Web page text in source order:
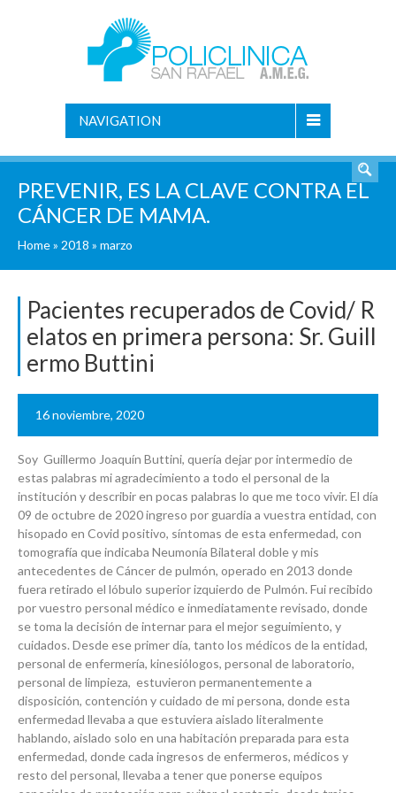
NAVIGATION
PREVENIR, ES LA CLAVE CONTRA EL
CÁNCER DE MAMA.
Home» 2018 » marzo
Pacientes recuperados de Covid/ R
elatos en primera persona: Sr. Guill
ermo Buttini
16 noviembre, 2020
Soy Guillermo Joaquín Buttini, quería dejar por intermedio de
estas palabras mi agradecimiento a todo el personal de la
institución y describir en pocas palabras lo que me toco vivir. El día
09 de octubre de 2020 ingreso por guardia a vuestra entidad, con
hisopado en Covid positivo, síntomas de esta enfermedad, con
tomografía que indicaba Neumonía Bilateral doble y mis
antecedentes de Cáncer de pulmón, operado en 2013 donde
fuera retirado el lóbulo superior izquierdo de Pulmón. Fui recibido
por vuestro personal médico e inmediatamente revisado, donde
se toma la decisión de internar para el mejor seguimiento, y
cuidados. Desde ese primer día, tanto los médicos de la entidad,
personal de enfermería, kinesiólogos, personal de laboratorio,
personal de limpieza, estuvieron permanentemente a
disposición, contención y cuidado de mi persona, donde esta
enfermedad llevaba a que estuviera aislado literalmente
hablando, aislado solo en una habitación preparada para esta
enfermedad, donde cada ingresos de enfermeros, médicos y
resto del personal, llevaba a tener que ponerse equipos